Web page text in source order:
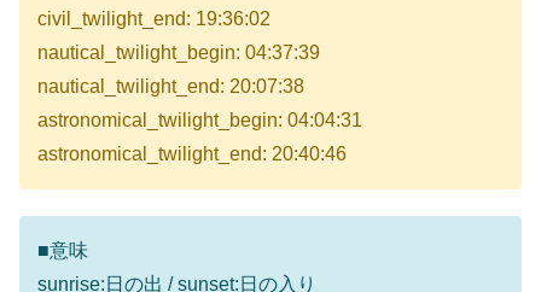
civil_twilight_end: 19:36:02
nautical_twilight_begin: 04:37:39
nautical_twilight_end: 20:07:38
astronomical_twilight_begin: 04:04:31
astronomical_twilight_end: 20:40:46
■意味
sunrise:日の出 / sunset:日の入り